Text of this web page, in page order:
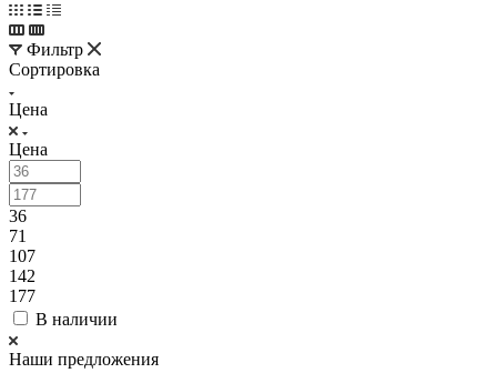
Фильтр
Сортировка
Цена
Цена
36
71
107
142
177
В наличии
Наши предложения